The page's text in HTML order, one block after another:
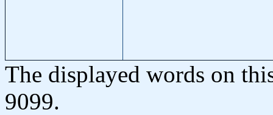
The displayed words on
9099.